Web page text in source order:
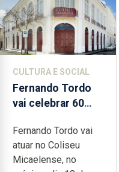
CULTURA E SOCIAL
Fernando Tordo
vai celebrar 60
no Coliseu
Micaelense
Fernando Tordo vai
atuar no Coliseu
Micaelense, no